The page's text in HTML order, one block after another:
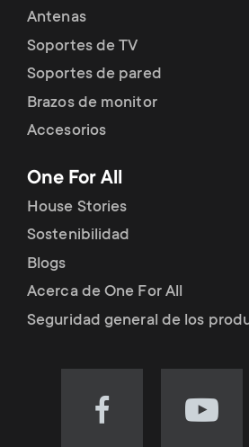
Antenas
Soportes de TV
Soportes de pared
Brazos de monitor
Accesorios
One For All
House Stories
Sostenibilidad
Blogs
Acerca de One For All
Seguridad general de los
Visit
Visit